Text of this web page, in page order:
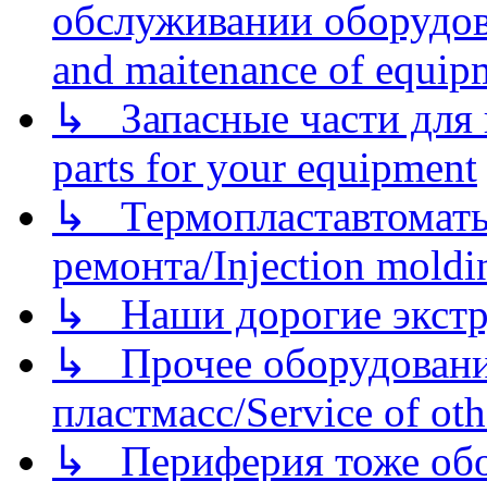
обслуживании
and maitenance of
↳ Запасные части для
parts for your equipment
↳
ремонта/Injection
↳ Наши дорогие
↳ Прочее
пластмасс/Service of
↳ Периферия тоже